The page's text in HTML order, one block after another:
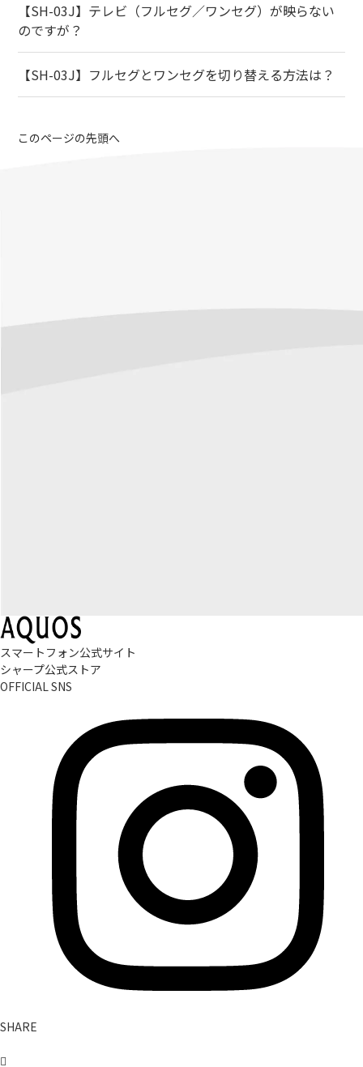
【SH-03J】テレビ（フルセグ／ワンセグ）が映らない
のですが？
【SH-03J】フルセグとワンセグを切り替える方法は？
このページの先頭へ
スマートフォン公式サイト
シャープ公式ストア
OFFICIAL SNS
SHARE